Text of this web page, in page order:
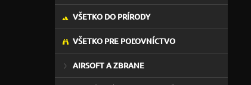
VŠETKO DO PRÍRODY
VŠETKO PRE POĽOVNÍCTVO
AIRSOFT A ZBRANE